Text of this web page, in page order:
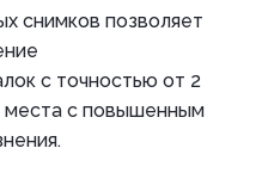
снимков позволяет
с точностью от 2
места с повышенным